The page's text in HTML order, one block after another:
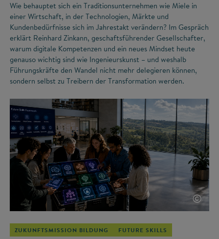
Wie behauptet sich ein Traditionsunternehmen wie Miele in
einer Wirtschaft, in der Technologien, Märkte und
Kundenbedürfnisse sich im Jahrestakt verändern? Im Gespräch
erklärt Reinhard Zinkann, geschaftsführender Gesellschafter,
warum digitale Kompetenzen und ein neues Mindset heute
genauso wichtig sind wie Ingenieurskunst – und weshalb
Führungskräfte den Wandel nicht mehr delegieren können,
sondern selbst zu Treibern der Transformation werden.
©
ZUKUNFTSMISSION BILDUNG FUTURE SKILLS